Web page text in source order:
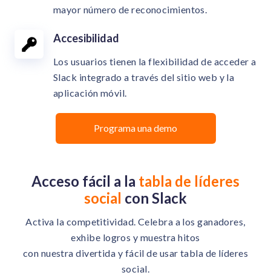
mayor número de reconocimientos.
Accesibilidad
Los usuarios tienen la flexibilidad de acceder a
Slack integrado a través del sitio web y la
aplicación móvil.
Programa una demo
Acceso fácil a la tabla de líderes
social con Slack
Activa la competitividad. Celebra a los ganadores,
exhibe logros y muestra hitos
con nuestra divertida y fácil de usar tabla de líderes
social.